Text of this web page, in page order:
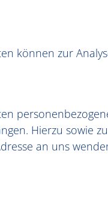
können zur
Hierzu sowie zu
an uns